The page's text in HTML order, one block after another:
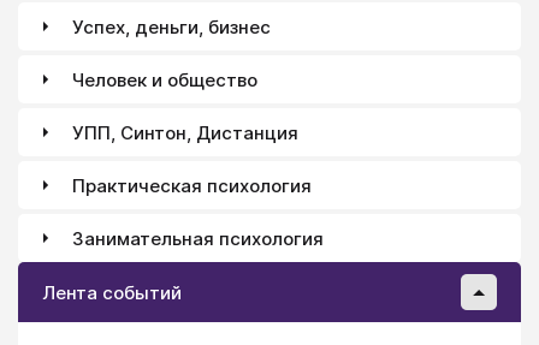
Успех, деньги, бизнес
Человек и общество
УПП, Синтон, Дистанция
Практическая психология
Занимательная психология
Лента событий